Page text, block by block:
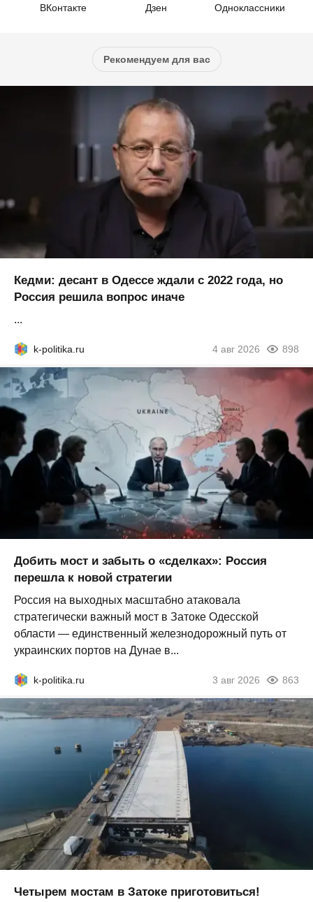
ВКонтакте Дзен Одноклассники
Рекомендуем для вас
Кедми: десант в Одессе ждали с 2022 года, но
Россия решила вопрос иначе
...
k-politika.ru 4 авг 2026 898
Добить мост и забыть о «сделках»: Россия
перешла к новой стратегии
Россия на выходных масштабно атаковала
стратегически важный мост в Затоке Одесской
области — единственный железнодорожный путь от
украинских портов на Дунае в...
k-politika.ru 3 авг 2026 863
Четырем мостам в Затоке приготовиться!